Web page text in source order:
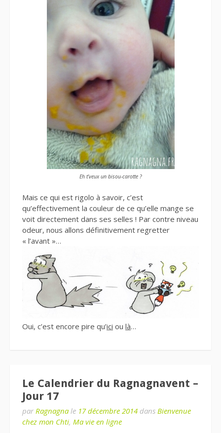
Eh t’veux un bisou-carotte ?
Mais ce qui est rigolo à savoir, c’est
qu’effectivement la couleur de ce qu’elle mange se
voit directement dans ses selles ! Par contre niveau
odeur, nous allons définitivement regretter
« l’avant »…
Oui, c’est encore pire qu’ici ou là…
Le Calendrier du Ragnagnavent –
Jour 17
par Ragnagna le 17 décembre 2014 dans Bienvenue
chez mon Chti, Ma vie en ligne